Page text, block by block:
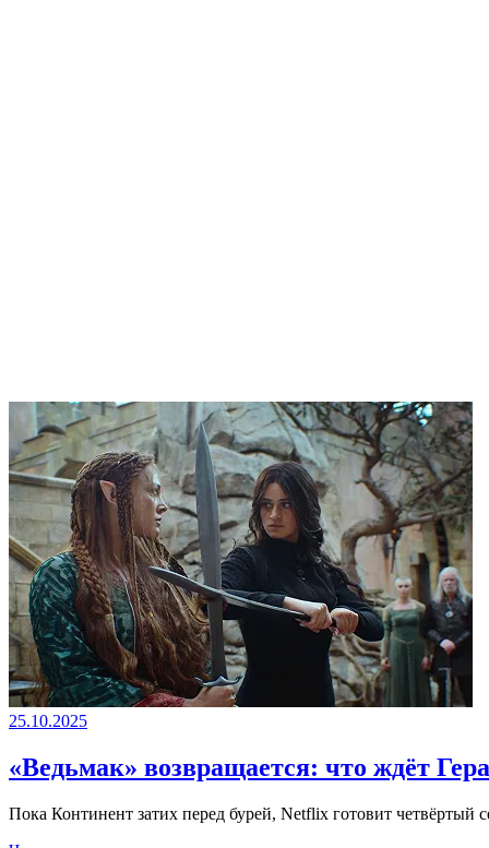
25.10.2025
«Ведьмак» возвращается: что ждёт
Пока Континент затих перед бурей, Netflix готовит